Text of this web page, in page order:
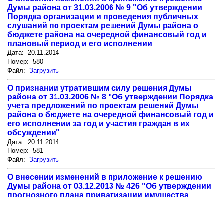
Думы района от 31.03.2006 № 9 "Об утверждении
Порядка организации и проведения публичных
слушаний по проектам решений Думы района о
бюджете района на очередной финансовый год и
плановый период и его исполнении
Дата: 20.11.2014
Номер: 580
Файл: Загрузить
О признании утратившим силу решения Думы
района от 31.03.2006 № 8 "Об утверждении Порядка
учета предложений по проектам решений Думы
района о бюджете на очередной финансовый год и
его исполнении за год и участия граждан в их
обсуждении"
Дата: 20.11.2014
Номер: 581
Файл: Загрузить
О внесении изменений в приложение к решению
Думы района от 03.12.2013 № 426 "Об утверждении
прогнозного плана приватизации имущества